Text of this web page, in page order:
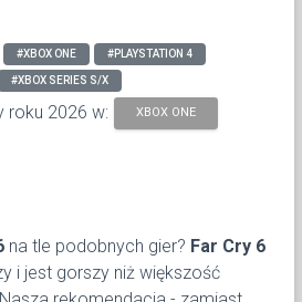
#XBOX ONE #PLAYSTATION 4
#XBOX SERIES S/X
roku 2026 w: XBOX ONE
na tle podobnych gier? Far Cry 6
i jest gorszy niż większość